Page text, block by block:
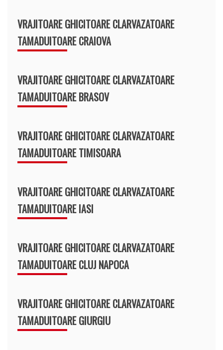
VRAJITOARE GHICITOARE CLARVAZATOARE
TAMADUITOARE CRAIOVA
VRAJITOARE GHICITOARE CLARVAZATOARE
TAMADUITOARE BRASOV
VRAJITOARE GHICITOARE CLARVAZATOARE
TAMADUITOARE TIMISOARA
VRAJITOARE GHICITOARE CLARVAZATOARE
TAMADUITOARE IASI
VRAJITOARE GHICITOARE CLARVAZATOARE
TAMADUITOARE CLUJ NAPOCA
VRAJITOARE GHICITOARE CLARVAZATOARE
TAMADUITOARE GIURGIU